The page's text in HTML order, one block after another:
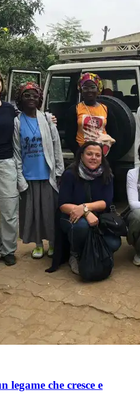
legame che cresce e